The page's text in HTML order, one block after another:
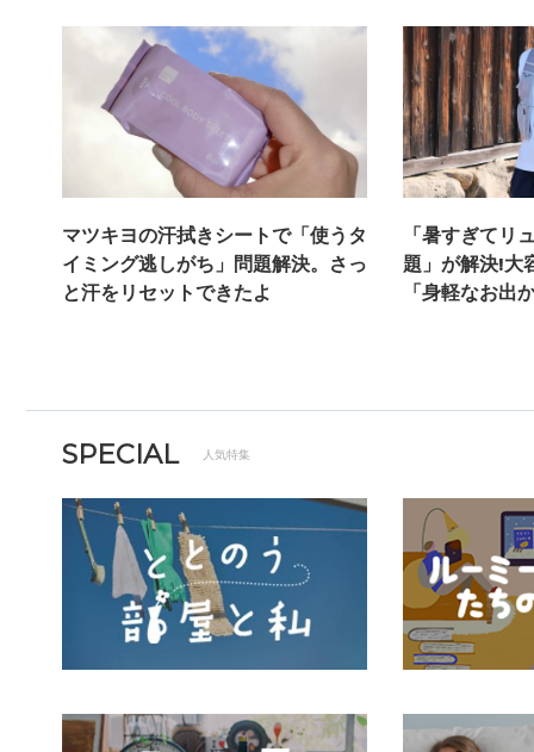
マツキヨの汗拭きシートで「使うタ
イミング逃しがち」問題解決。さっ
と汗をリセットできたよ
「暑すぎてリ
題」が解決!大
「身軽なお出
SPECIAL 人気特集